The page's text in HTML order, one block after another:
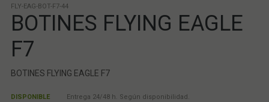
FLY-EAG-BOT-F7-44
BOTINES FLYING EAGLE
F7
BOTINES FLYING EAGLE F7
DISPONIBLE Entrega 24/48 h. Según disponibilidad.